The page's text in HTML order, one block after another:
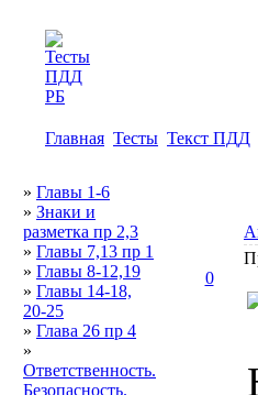
Главная Тесты Текст ПДД
» Главы 1-6
» Знаки и
разметка пр 2,3
» Главы 7,13 пр 1
» Главы 8-12,19
» Главы 14-18,
20-25
» Глава 26 пр 4
»
Ответственность.
Безопасность.
0